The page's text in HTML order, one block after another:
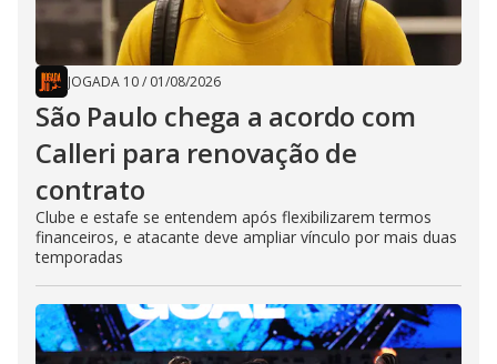
JOGADA 10/ 01/08/2026
São Paulo chega a acordo com
Calleri para renovação de
contrato
Clube e estafe se entendem após flexibilizarem termos
financeiros, e atacante deve ampliar vínculo por mais duas
temporadas